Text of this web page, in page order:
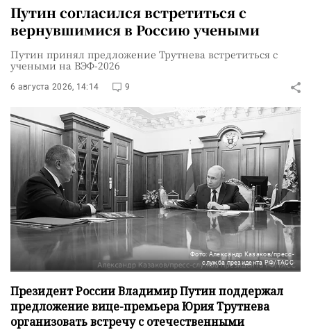
Путин согласился встретиться с
вернувшимися в Россию учеными
Путин принял предложение Трутнева встретиться с
учеными на ВЭФ-2026
6 августа 2026, 14:14 9
Фото: Александр Казаков/пресс-
служба президента РФ/ТАСС
Президент России Владимир Путин поддержал
предложение вице-премьера Юрия Трутнева
организовать встречу с отечественными